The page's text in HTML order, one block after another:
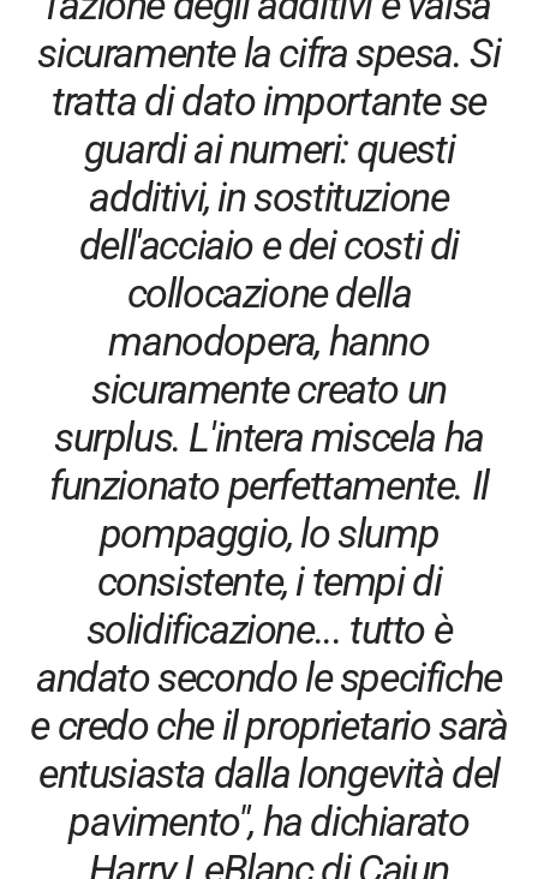
sicuramente la cifra spesa. Si
tratta di dato importante se
guardi ai numeri: questi
additivi, in sostituzione
dell'acciaio e dei costi di
collocazione della
manodopera, hanno
sicuramente creato un
surplus. L'intera miscela ha
funzionato perfettamente. Il
pompaggio, lo slump
consistente, i tempi di
solidificazione... tutto è
andato secondo le specifiche
e credo che il proprietario sarà
entusiasta dalla longevità del
pavimento", ha dichiarato
Harry LeBlanc di Cajun